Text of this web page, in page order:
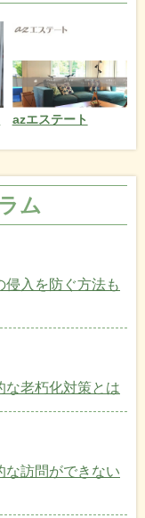
azエステート
ム
侵入を防ぐ方法も
な老朽化対策とは
な訪問ができない